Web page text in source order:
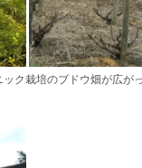
ク栽培のブドウ畑が広が